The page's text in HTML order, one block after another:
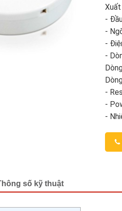
-
-
-
-
-
-
-
số kỹ thuật